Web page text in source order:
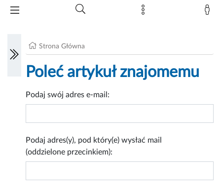
Strona Główna
Poleć artykuł znajomemu
Podaj swój adres e-mail:
Podaj adres(y), pod który(e) wysłać mail
(oddzielone przecinkiem):